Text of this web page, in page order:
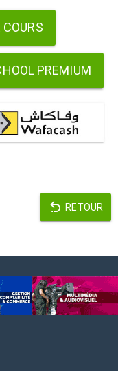
PREMIUM
RETOUR